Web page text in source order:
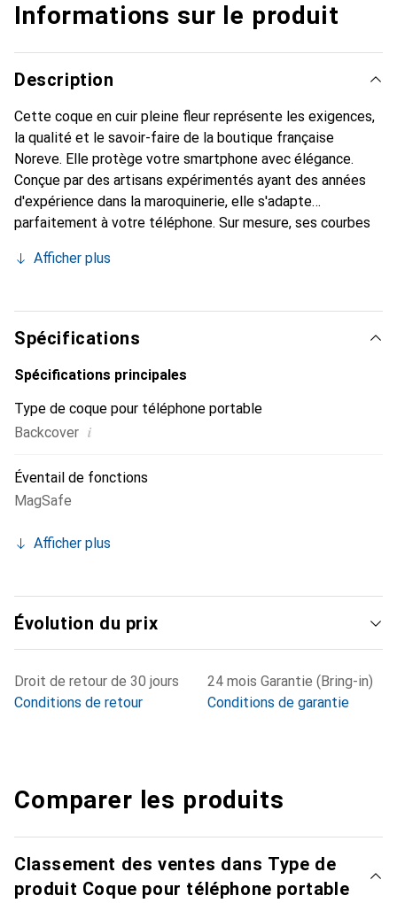
Informations sur le produit
Description
Cette coque en cuir pleine fleur représente les exigences,
la qualité et le savoir-faire de la boutique française
Noreve. Elle protège votre smartphone avec élégance.
Conçue par des artisans expérimentés ayant des années
d'expérience dans la maroquinerie, elle s'adapte
parfaitement à votre téléphone. Sur mesure, ses courbes
devient l'accessoire chic et indispensable pour votre
produits de haute qualité, la marque Noreve est un choix
fiable pour une clientèle exigeante.
Afficher plus
Spécifications
Spécifications principales
Type de coque pour téléphone portable
Backcover i
Éventail de fonctions
MagSafe
Afficher plus
Évolution du prix
Droit de retour de 30 jours
Conditions de retour
24 mois Garantie (Bring-in)
Conditions de garantie
Comparer les produits
Classement des ventes dans Type de
produit Coque pour téléphone portable